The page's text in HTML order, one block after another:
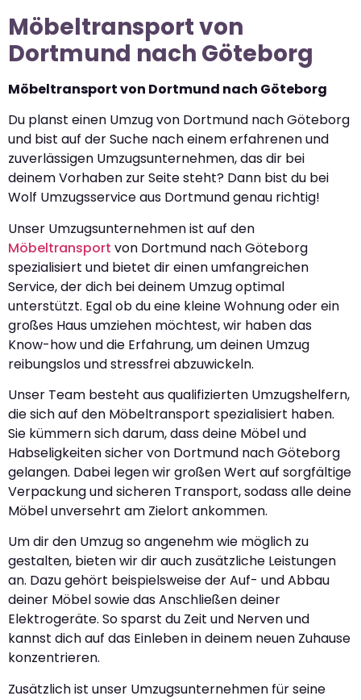
Möbeltransport von
Dortmund nach Göteborg
Möbeltransport von Dortmund nach Göteborg
Du planst einen Umzug von Dortmund nach Göteborg
und bist auf der Suche nach einem erfahrenen und
zuverlässigen Umzugsunternehmen, das dir bei
deinem Vorhaben zur Seite steht? Dann bist du bei
Wolf Umzugsservice aus Dortmund genau richtig!
Unser Umzugsunternehmen ist auf den
Möbeltransport von Dortmund nach Göteborg
spezialisiert und bietet dir einen umfangreichen
Service, der dich bei deinem Umzug optimal
unterstützt. Egal ob du eine kleine Wohnung oder ein
großes Haus umziehen möchtest, wir haben das
Know-how und die Erfahrung, um deinen Umzug
reibungslos und stressfrei abzuwickeln.
Unser Team besteht aus qualifizierten Umzugshelfern,
die sich auf den Möbeltransport spezialisiert haben.
Sie kümmern sich darum, dass deine Möbel und
Habseligkeiten sicher von Dortmund nach Göteborg
gelangen. Dabei legen wir großen Wert auf sorgfältige
Verpackung und sicheren Transport, sodass alle deine
Möbel unversehrt am Zielort ankommen.
Um dir den Umzug so angenehm wie möglich zu
gestalten, bieten wir dir auch zusätzliche Leistungen
an. Dazu gehört beispielsweise der Auf- und Abbau
deiner Möbel sowie das Anschließen deiner
Elektrogeräte. So sparst du Zeit und Nerven und
kannst dich auf das Einleben in deinem neuen Zuhause
konzentrieren.
Zusätzlich ist unser Umzugsunternehmen für seine